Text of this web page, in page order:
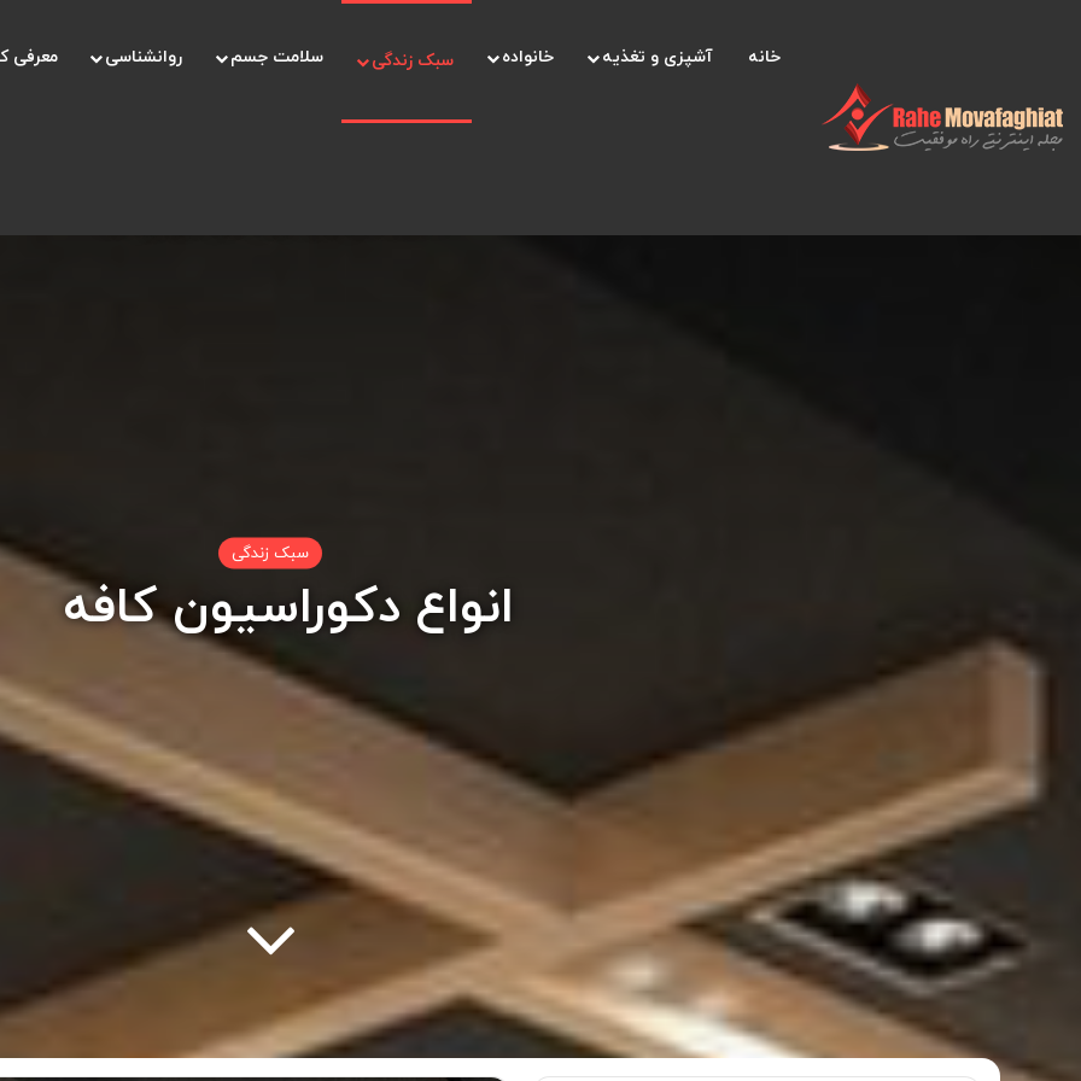
خانه آشپزی و تغذیه خانواده سبک زندگی سلامت جسم روانشناسی معرفی
سبک زندگی
انواع دکوراسیون کافه